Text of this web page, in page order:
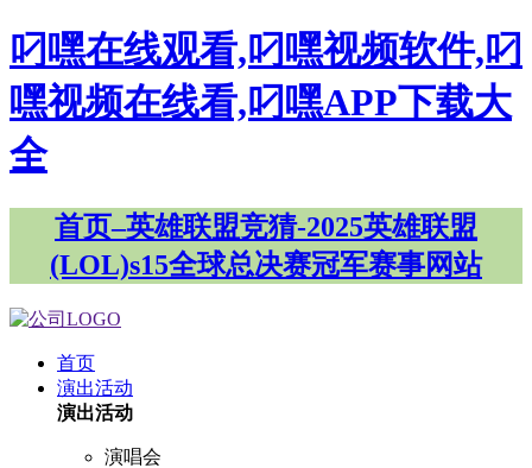
叼嘿在线观看,叼嘿视频软件,叼
嘿视频在线看,叼嘿APP下载大
全
首页–英雄联盟竞猜-2025英雄联盟
(LOL)s15全球总决赛冠军赛事网站
首页
演出活动
演出活动
演唱会